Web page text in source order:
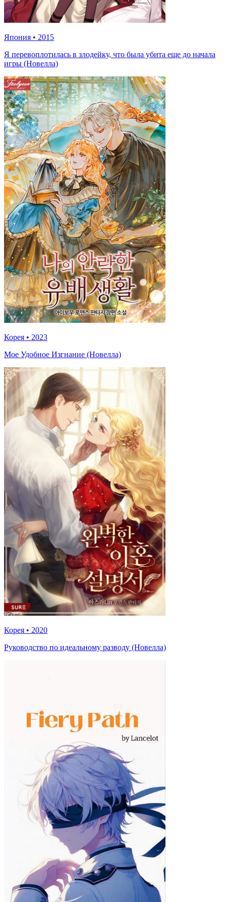
Япония • 2015
Я перевоплотилась в злодейку, что была убита еще до начала
игры (Новелла)
Корея • 2023
Мое Удобное Изгнание (Новелла)
Корея • 2020
Руководство по идеальному разводу (Новелла)